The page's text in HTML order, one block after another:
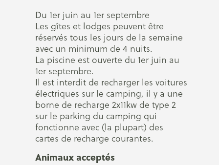
Du 1er juin au 1er septembre
Les gîtes et lodges peuvent être
réservés tous les jours de la semaine
avec un minimum de 4 nuits.
La piscine est ouverte du 1er juin au
1er septembre.
Il est interdit de recharger les voitures
électriques sur le camping, il y a une
borne de recharge 2x11kw de type 2
sur le parking du camping qui
fonctionne avec (la plupart) des
cartes de recharge courantes.
Animaux acceptés